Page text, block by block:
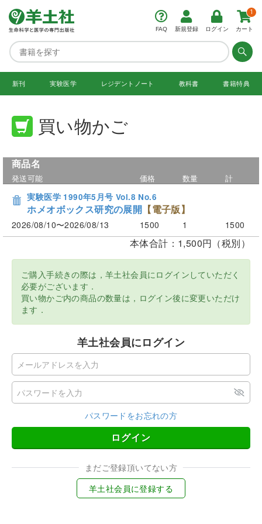
FAQ 新規登録 ログイン カート
1
新刊 実験医学 レジデント ノート 教科書 書籍特典
買い物かご
商品名
発送可能 価格 数量
計
実験医学 1990年5月号 Vol.8 No.6
ホメオボックス研究の展開 【電子版】
2026/08/10〜2026/08/13 1500 1 1500
本体合計：1,500円（税別）
ご購入手続きの際は，羊土社会員にログインしていただく
必要がございます．
買い物かご内の商品の数量は，ログイン後に変更いただけ
ます．
羊土社会員にログイン
パスワードをお忘れの方
ログイン
まだご登録頂いてない方
羊土社会員に登録する